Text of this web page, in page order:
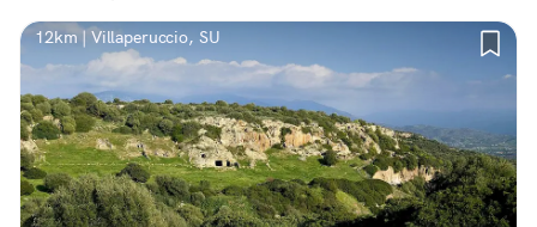
12km | Villaperuccio, SU